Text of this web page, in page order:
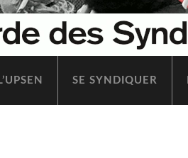
L’UPSEN SE SYN­DI­QUER